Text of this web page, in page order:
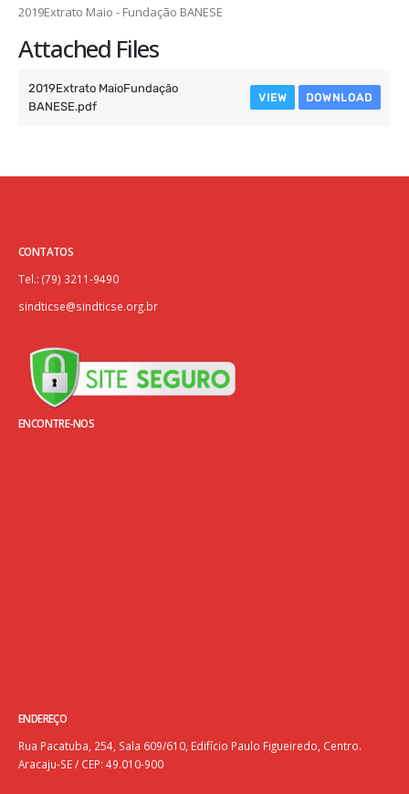
2019Extrato Maio - Fundação BANESE
Attached Files
2019Extrato MaioFundação
BANESE.pdf
VIEW DOWNLOAD
CONTATOS
Tel.: (79) 3211-9490
sindticse@sindticse.org.br
ENCONTRE-NOS
ENDEREÇO
Rua Pacatuba, 254, Sala 609/610, Edifício Paulo Figueiredo, Centro.
Aracaju-SE / CEP: 49.010-900